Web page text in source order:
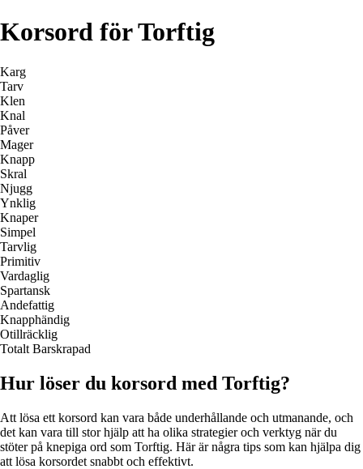
Korsord för Torftig
Karg
Tarv
Klen
Knal
Påver
Mager
Knapp
Skral
Njugg
Ynklig
Knaper
Simpel
Tarvlig
Primitiv
Vardaglig
Spartansk
Andefattig
Knapphändig
Otillräcklig
Totalt Barskrapad
Hur löser du korsord med Torftig?
Att lösa ett korsord kan vara både underhållande och utmanande, och
det kan vara till stor hjälp att ha olika strategier och verktyg när du
stöter på knepiga ord som Torftig. Här är några tips som kan hjälpa dig
att lösa korsordet snabbt och effektivt.